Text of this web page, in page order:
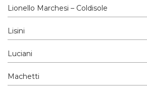
Lionello Marchesi – Coldisole
Lisini
Luciani
Machetti